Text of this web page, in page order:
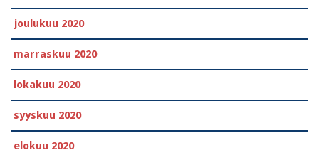
joulukuu 2020
marraskuu 2020
lokakuu 2020
syyskuu 2020
elokuu 2020